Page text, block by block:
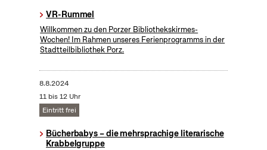
VR-Rummel
Willkommen zu den Porzer Bibliothekskirmes-
Wochen! Im Rahmen unseres Ferienprogramms in der
Stadtteilbibliothek Porz.
8.8.2024
11 bis 12 Uhr
Eintritt frei
Bücherbabys – die mehrsprachige literarische
Krabbelgruppe